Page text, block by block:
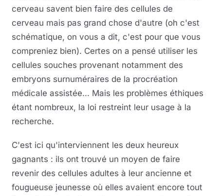
cerveau savent bien faire des cellules de
cerveau mais pas grand chose d'autre (oh c'est
schématique, on vous a dit, c'est pour que vous
compreniez bien). Certes on a pensé utiliser les
cellules souches provenant notamment des
embryons surnuméraires de la procréation
médicale assistée... Mais les problèmes éthiques
étant nombreux, la loi restreint leur usage à la
recherche.
C'est ici qu'interviennent les deux heureux
gagnants : ils ont trouvé un moyen de faire
revenir des cellules adultes à leur ancienne et
fougueuse jeunesse où elles avaient encore tout